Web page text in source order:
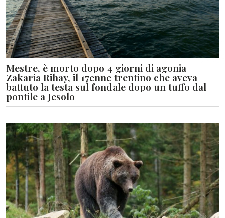
Mestre, è morto dopo 4 giorni di agonia
Zakaria Rihay, il 17enne trentino che aveva
battuto la testa sul fondale dopo un tuffo dal
pontile a Jesolo